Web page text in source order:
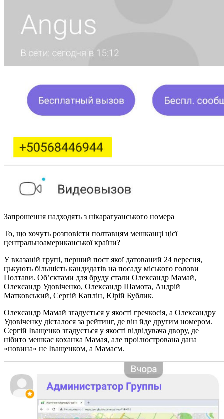
Запрошення надходять з нікарагуанського номера
То, що хочуть розповісти полтавцям мешканці цієї
центральноамериканської країни?
У вказаній групі, перший пост якої датований 24 вересня,
цькують більшість кандидатів на посаду міського голови
Полтави. Об’єктами для бруду стали Олександр Мамай,
Олександр Удовіченко, Олександр Шамота, Андрій
Матковський, Сергій Каплін, Юрій Бублик.
Олександр Мамай згадується у якості гречкосія, а Олександру
Удовіченку дісталося за рейтинг, де він йде другим номером.
Сергій Іващенко згадується у якості відвідувача двору, де
нібито мешкає коханка Мамая, але проілюстрована дана
«новина» не Іващенком, а Мамаєм.